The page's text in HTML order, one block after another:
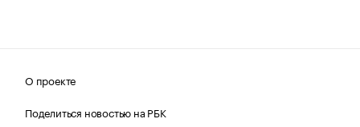
О проекте
Поделиться новостью на РБК